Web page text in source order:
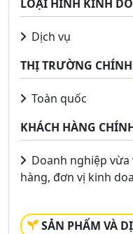
LOẠI HÌNH KINH
Dịch vụ
THỊ TRƯỜNG CHÍNH
Toàn quốc
KHÁCH HÀNG
Doanh nghiệp vừa
hàng, đơn vị kinh
SẢN PHẨM VÀ